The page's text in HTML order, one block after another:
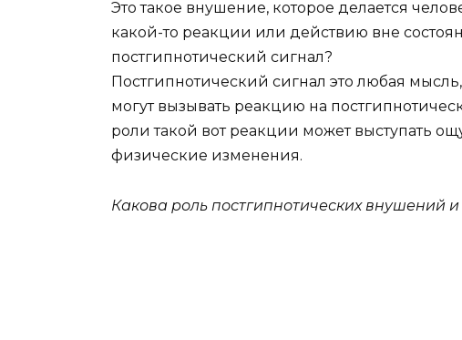
Это такое внушение, которое делается
какой-то реакции или действию вне
постгипнотический сигнал?
Постгипнотический сигнал это любая
могут вызывать реакцию на
роли такой вот реакции может выступать
физические изменения.
Какова роль постгипнотических внушений